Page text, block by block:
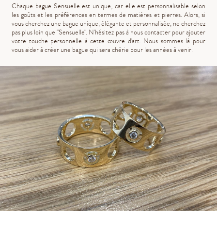
Chaque bague Sensuelle est unique, car elle est personnalisable selon
les goûts et les préférences en termes de matières et pierres. Alors, si
vous cherchez une bague unique, élégante et personnalisée, ne cherchez
pas plus loin que "Sensuelle". N'hésitez pas à nous contacter pour ajouter
votre touche personnelle à cette œuvre d'art. Nous sommes là pour
vous aider à créer une bague qui sera chérie pour les années à venir.